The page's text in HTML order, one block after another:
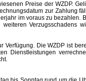
Preise der WZDP.
zur Zahlung
im voraus zu
weiteren Verzugsschadens
Die WZDP ist
Dienstleistungen